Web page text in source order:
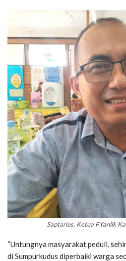
Saptarius, Ketua F.Yanlik
“Untungnya masyarakat peduli,
di Sumpurkudus diperbaiki warga